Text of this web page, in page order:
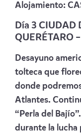
Alojamiento:
Día 3 CIUDAD
QUERÉTARO
Desayuno
tolteca que
donde
Atlantes.
“Perla del
durante la lucha